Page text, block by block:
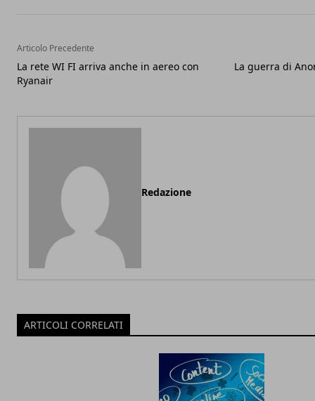
Articolo Precedente
La rete WI FI arriva anche in aereo con
Ryanair
La guerra di
Redazione
ARTICOLI CORRELATI